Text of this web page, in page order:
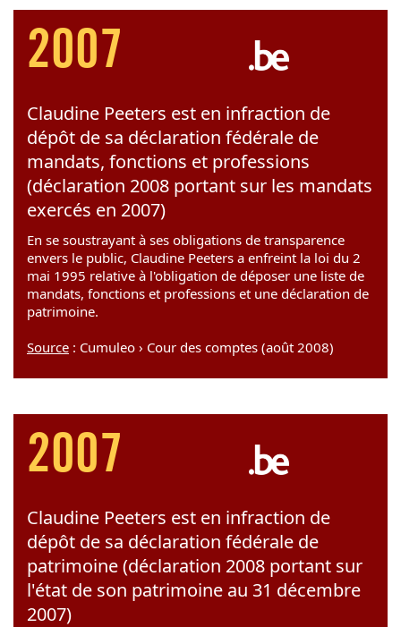
2007
Claudine Peeters est en infraction de
dépôt de sa déclaration fédérale de
mandats, fonctions et professions
(déclaration 2008 portant sur les mandats
exercés en 2007)
En se soustrayant à ses obligations de transparence
envers le public, Claudine Peeters a enfreint la loi du 2
mai 1995 relative à l'obligation de déposer une liste de
mandats, fonctions et professions et une déclaration de
patrimoine.
Source : Cumuleo › Cour des comptes (août 2008)
2007
Claudine Peeters est en infraction de
dépôt de sa déclaration fédérale de
patrimoine (déclaration 2008 portant sur
l'état de son patrimoine au 31 décembre
2007)